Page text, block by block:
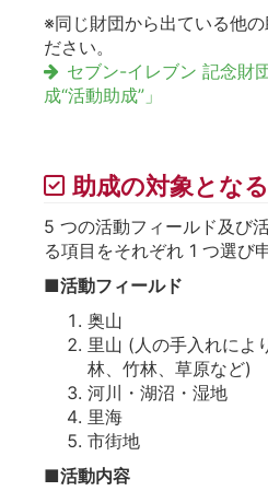
※同じ財団から出ている他
ださい。
セブン-イレブン 記念財
成“活動助成”」
助成の対象とな
5 つの活動フィールド及び
る項目をそれぞれ 1 つ選び
■活動フィールド
奥山
里山 (人の手入れによ
林、竹林、草原など)
河川・湖沼・湿地
里海
市街地
■活動内容